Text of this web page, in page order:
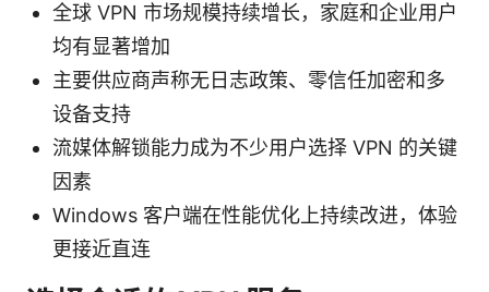
全球 VPN 市场规模持续增长，家庭和企业用户
均有显著增加
主要供应商声称无日志政策、零信任加密和多
设备支持
流媒体解锁能力成为不少用户选择 VPN 的关键
因素
Windows 客户端在性能优化上持续改进，体验
更接近直连